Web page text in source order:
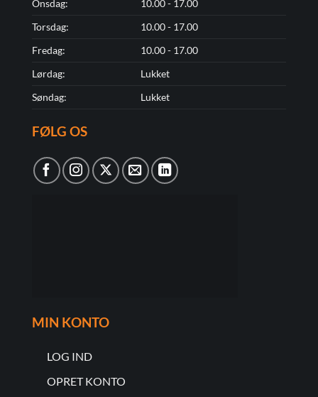
Onsdag:
10.00 - 17.00
Torsdag:
10.00 - 17.00
Fredag:
10.00 - 17.00
Lørdag:
Lukket
Søndag:
Lukket
FØLG OS
MIN KONTO
LOG IND
OPRET KONTO